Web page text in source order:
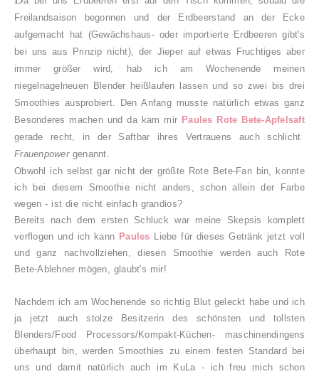
Freilandsaison begonnen und der Erdbeerstand an der Ecke
aufgemacht hat (Gewächshaus- oder importierte Erdbeeren gibt's
bei uns aus Prinzip nicht), der Jieper auf etwas Fruchtiges aber
immer größer wird, hab ich am Wochenende meinen
niegelnagelneuen Blender heißlaufen lassen und so zwei bis drei
Smoothies ausprobiert. Den Anfang musste natürlich etwas ganz
Besonderes machen und da kam mir Paules Rote Bete-Apfelsaft
gerade recht, in der Saftbar ihres Vertrauens auch schlicht
Frauenpowergenannt.
Obwohl ich selbst gar nicht der größte Rote Bete-Fan bin, konnte
ich bei diesem Smoothie nicht anders, schon allein der Farbe
wegen - ist die nicht einfach grandios?
Bereits nach dem ersten Schluck war meine Skepsis komplett
verflogen und ich kann Paules Liebe für dieses Getränk jetzt voll
und ganz nachvollziehen, diesen Smoothie werden auch Rote
Bete-Ablehner mögen, glaubt's mir!
Nachdem ich am Wochenende so richtig Blut geleckt habe und ich
ja jetzt auch stolze Besitzerin des schönsten und tollsten
Blenders/Food Processors/Kompakt-Küchen- maschinendingens
überhaupt bin, werden Smoothies zu einem festen Standard bei
uns und damit natürlich auch im KuLa - ich freu mich schon